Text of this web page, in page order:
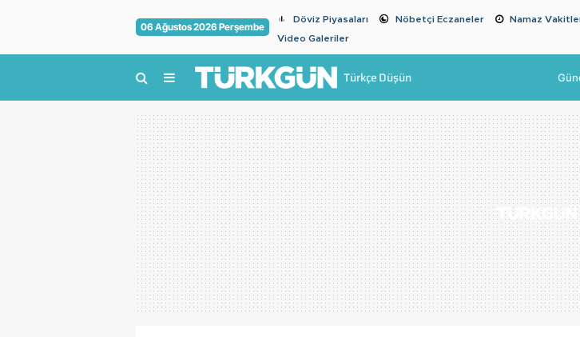
06 Ağustos 2026 Perşembe
Döviz Piyasaları Nöbetçi Eczaneler Namaz
Video Galeriler
Türkçe Düşün